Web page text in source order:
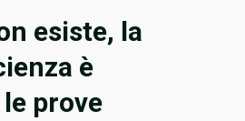
esiste, la
è
prove